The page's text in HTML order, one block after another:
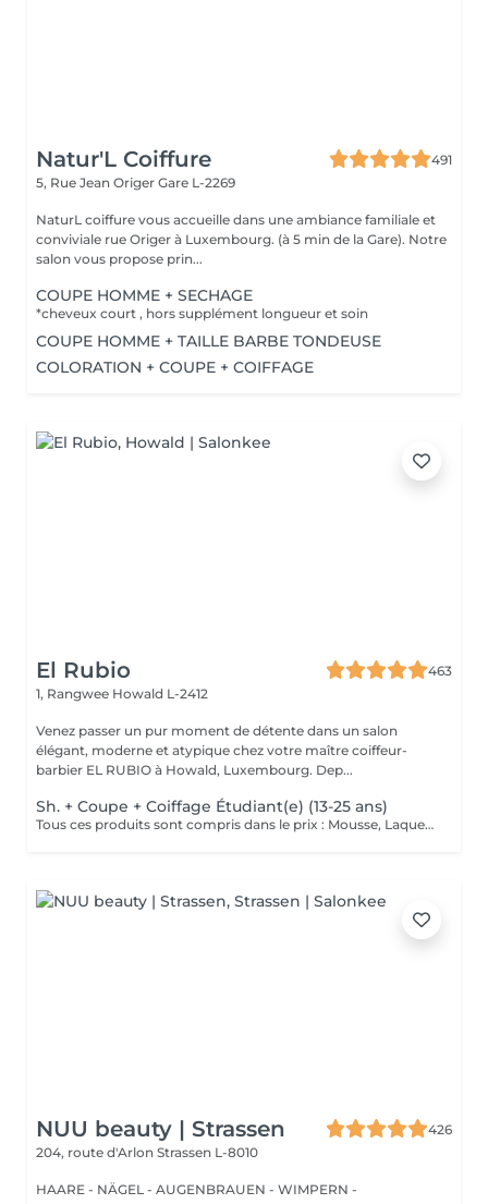
Natur'L Coiffure
491
5, Rue Jean Origer Gare L-2269
NaturL coiffure vous accueille dans une ambiance familiale et
conviviale rue Origer à Luxembourg. (à 5 min de la Gare). Notre
salon vous propose prin...
COUPE HOMME + SECHAGE
*cheveux court , hors supplément longueur et soin
COUPE HOMME + TAILLE BARBE TONDEUSE
COLORATION + COUPE + COIFFAGE
El Rubio
463
1, Rangwee Howald L-2412
Venez passer un pur moment de détente dans un salon
élégant, moderne et atypique chez votre maître coiffeur-
barbier EL RUBIO à Howald, Luxembourg. Dep...
Sh. + Coupe + Coiffage Étudiant(e) (13-25 ans)
Tous ces produits sont compris dans le prix : Mousse, Laque, Gel, Soin démêlant, Shampoing spécifique. Tous les produits que nous utilisons sont des produits de qualité professionnelle.
NUU beauty | Strassen
426
204, route d'Arlon Strassen L-8010
HAARE - NÄGEL - AUGENBRAUEN - WIMPERN -